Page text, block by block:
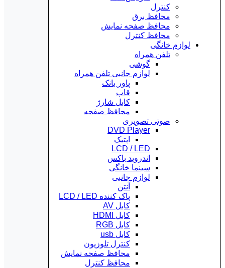
کنترل
محافظ برق
محافظ صفحه نمایش
محافظ کنترل
لوازم خانگی
تلفن همراه
گوشی
لوازم جانبی تلفن همراه
پاور بانک
قاب
کابل شارژ
محافظ صفحه
صوتی تصویری
DVD Player
اپتیک
LCD / LED
اندروید باکس
سینما خانگی
لوازم جانبی
آنتن
پاک کننده LCD / LED
کابل AV
کابل HDMI
کابل RGB
کابل usb
کنترل تلوزیون
محافظ صفحه نمایش
محافظ کنترل